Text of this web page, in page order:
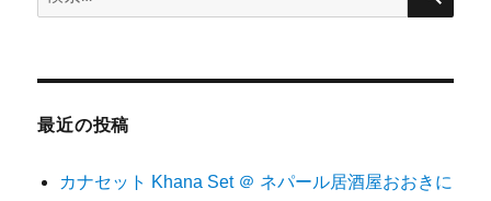
索:
最近の投稿
カナセット Khana Set ＠ ネパール居酒屋おおきに